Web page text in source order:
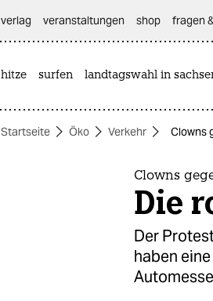
themen
verlag
veranstaltungen shop fragen
hitze surfen landtagswahl in
Startseite Öko Verkehr Clowns
Clowns
Die
Der
haben